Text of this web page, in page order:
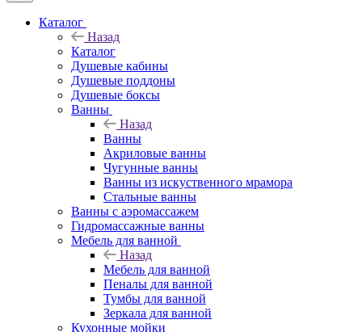
Каталог
Назад
Каталог
Душевые кабины
Душевые поддоны
Душевые боксы
Ванны
Назад
Ванны
Акриловые ванны
Чугунные ванны
Ванны из искуственного мрамора
Стальные ванны
Ванны с аэромассажем
Гидромассажные ванны
Мебель для ванной
Назад
Мебель для ванной
Пеналы для ванной
Тумбы для ванной
Зеркала для ванной
Кухонные мойки